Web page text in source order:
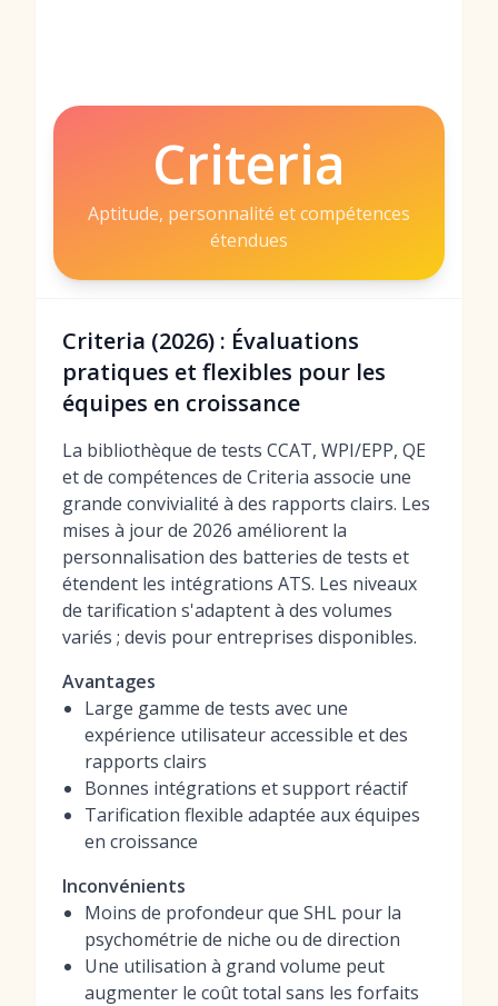
Criteria
Aptitude, personnalité et compétences
étendues
Criteria (2026) : Évaluations
pratiques et flexibles pour les
équipes en croissance
La bibliothèque de tests CCAT, WPI/EPP, QE
et de compétences de Criteria associe une
grande convivialité à des rapports clairs. Les
mises à jour de 2026 améliorent la
personnalisation des batteries de tests et
étendent les intégrations ATS. Les niveaux
de tarification s'adaptent à des volumes
variés ; devis pour entreprises disponibles.
Avantages
Large gamme de tests avec une
expérience utilisateur accessible et des
rapports clairs
Bonnes intégrations et support réactif
Tarification flexible adaptée aux équipes
en croissance
Inconvénients
Moins de profondeur que SHL pour la
psychométrie de niche ou de direction
Une utilisation à grand volume peut
augmenter le coût total sans les forfaits